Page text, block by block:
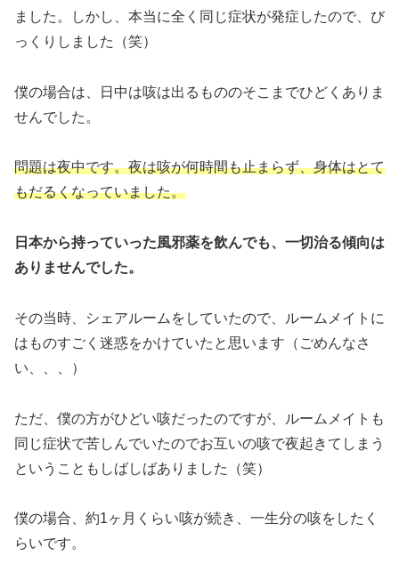
ました。しかし、本当に全く同じ症状が発症したので、び
っくりしました（笑）
僕の場合は、日中は咳は出るもののそこまでひどくありま
せんでした。
問題は夜中です。夜は咳が何時間も止まらず、身体はとて
もだるくなっていました。
日本から持っていった風邪薬を飲んでも、一切治る傾向は
ありませんでした。
その当時、シェアルームをしていたので、ルームメイトに
はものすごく迷惑をかけていたと思います（ごめんなさ
い、、、）
ただ、僕の方がひどい咳だったのですが、ルームメイトも
同じ症状で苦しんでいたのでお互いの咳で夜起きてしまう
ということもしばしばありました（笑）
僕の場合、約1ヶ月くらい咳が続き、一生分の咳をしたく
らいです。